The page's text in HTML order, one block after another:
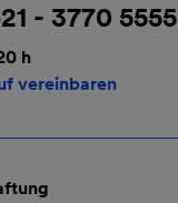
- 3770 5555
h
vereinbaren